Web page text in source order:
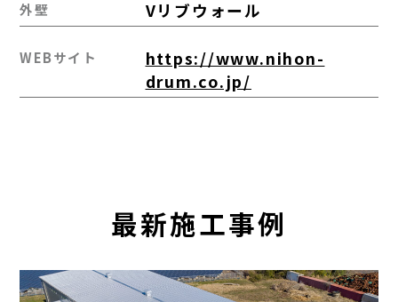
外壁 Vリブウォール
WEBサイト
https://www.nihon-
drum.co.jp/
最新施工事例